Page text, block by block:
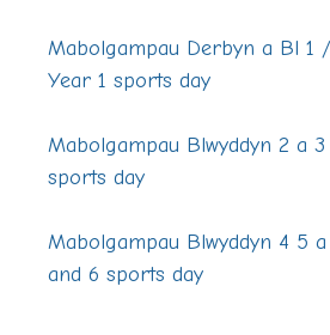
Mabolgampau Derbyn a Bl 1 /
Year 1 sports day
Mabolgampau Blwyddyn 2 a
sports day
Mabolgampau Blwyddyn 4 5
and 6 sports day